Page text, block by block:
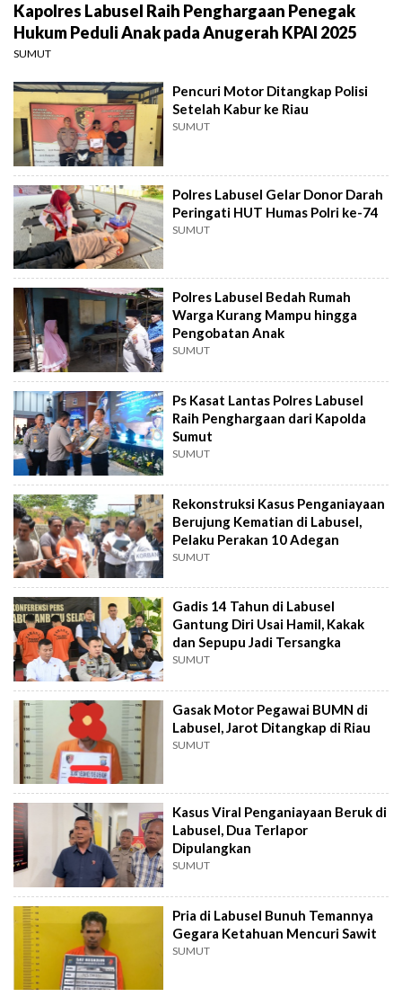
Kapolres Labusel Raih Penghargaan Penegak
Hukum Peduli Anak pada Anugerah KPAI 2025
SUMUT
Pencuri Motor Ditangkap Polisi
Setelah Kabur ke Riau
SUMUT
Polres Labusel Gelar Donor Darah
Peringati HUT Humas Polri ke-74
SUMUT
Polres Labusel Bedah Rumah
Warga Kurang Mampu hingga
Pengobatan Anak
SUMUT
Ps Kasat Lantas Polres Labusel
Raih Penghargaan dari Kapolda
Sumut
SUMUT
Rekonstruksi Kasus Penganiayaan
Berujung Kematian di Labusel,
Pelaku Perakan 10 Adegan
SUMUT
Gadis 14 Tahun di Labusel
Gantung Diri Usai Hamil, Kakak
dan Sepupu Jadi Tersangka
SUMUT
Gasak Motor Pegawai BUMN di
Labusel, Jarot Ditangkap di Riau
SUMUT
Kasus Viral Penganiayaan Beruk di
Labusel, Dua Terlapor
Dipulangkan
SUMUT
Pria di Labusel Bunuh Temannya
Gegara Ketahuan Mencuri Sawit
SUMUT